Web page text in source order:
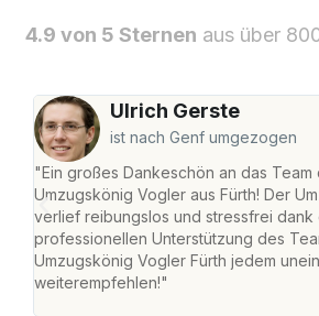
4.9 von 5 Sternen aus über
Ulrich Gerste
ist nach Genf umgezogen
"Ein großes Dankeschön an das Team
Umzugskönig Vogler aus Fürth! Der
verlief reibungslos und stressfrei dank
professionellen Unterstützung des
Umzugskönig Vogler Fürth jedem
weiterempfehlen!"